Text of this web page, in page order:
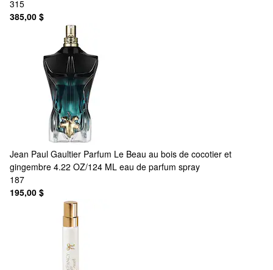
315
385,00 $
Jean Paul Gaultier Parfum Le Beau au bois de cocotier et
gingembre 4.22 OZ/124 ML eau de parfum spray
187
195,00 $